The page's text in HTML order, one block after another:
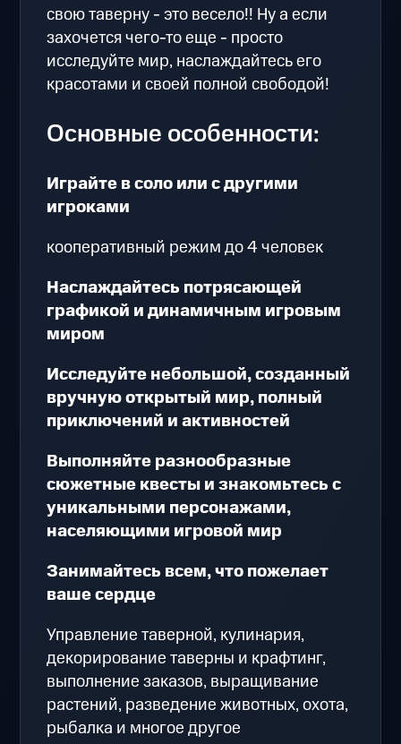
свою таверну - это весело!! Ну а если
захочется чего-то еще - просто
исследуйте мир, наслаждайтесь его
красотами и своей полной свободой!
Основные особенности:
Играйте в соло или с другими
игроками
кооперативный режим до 4 человек
Наслаждайтесь потрясающей
графикой и динамичным игровым
миром
Исследуйте небольшой, созданный
вручную открытый мир, полный
приключений и активностей
Выполняйте разнообразные
сюжетные квесты и знакомьтесь с
уникальными персонажами,
населяющими игровой мир
Занимайтесь всем, что пожелает
ваше сердце
Управление таверной, кулинария,
декорирование таверны и крафтинг,
выполнение заказов, выращивание
растений, разведение животных, охота,
рыбалка и многое другое